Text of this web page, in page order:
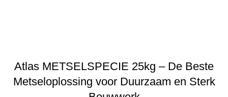
Atlas METSELSPECIE 25kg – De Beste
Metseloplossing voor Duurzaam en Sterk